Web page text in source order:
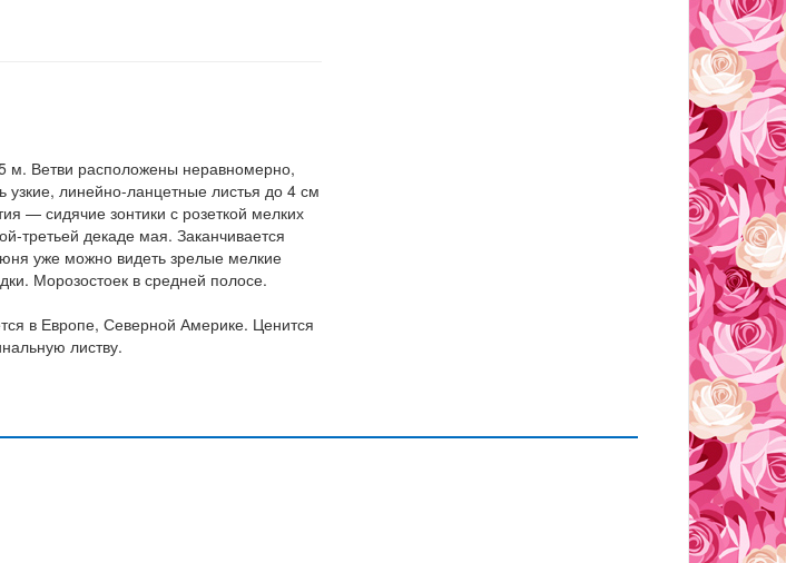
м. Ветви расположены неравномерно,
линейно-ланцетные листья до 4 см
— сидячие зонтики с розеткой мелких
третьей декаде мая. Заканчивается
уже можно видеть зрелые мелкие
Морозостоек в средней полосе.
в Европе, Северной Америке. Ценится
листву.